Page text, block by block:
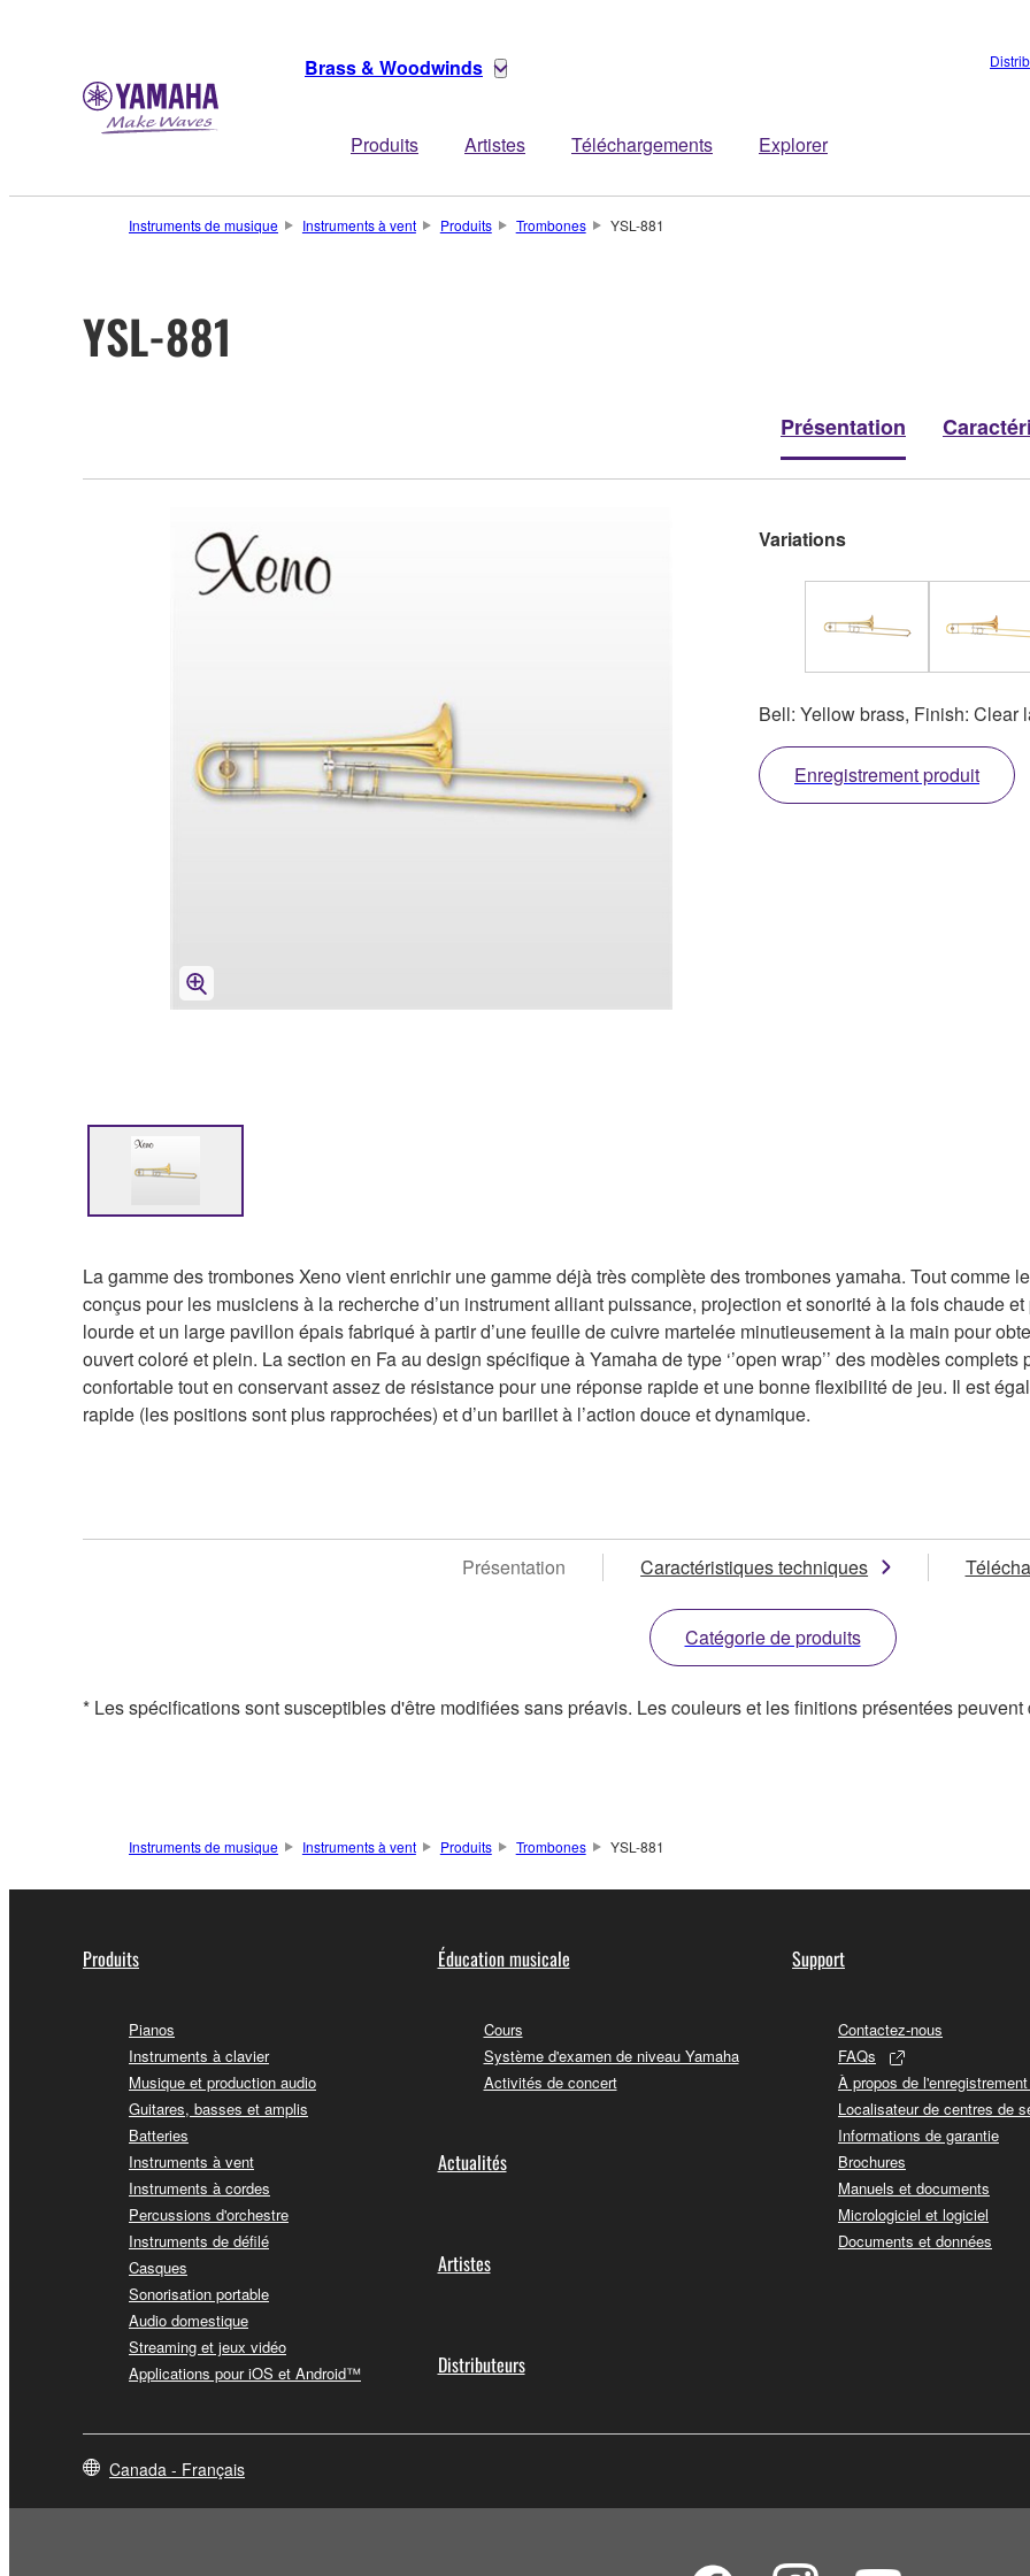
Brass & Woodwinds
Produits Artistes Téléchargements Explorer
Instruments de musique Instruments à vent Produits Trombones YSL-881
YSL-881
Présentation
Variations
Bell: Yellow brass, Finish: Clear
Enregistrement produit
La gamme des trombones Xeno vient enrichir une gamme déjà très complète des trombones yamaha. Tout comme
conçus pour les musiciens à la recherche d’un instrument alliant puissance, projection et sonorité à la fois chaude
lourde et un large pavillon épais fabriqué à partir d’une feuille de cuivre martelée minutieusement à la main pour
ouvert coloré et plein. La section en Fa au design spécifique à Yamaha de type ‘’open wrap’’ des modèles complets
confortable tout en conservant assez de résistance pour une réponse rapide et une bonne flexibilité de jeu. Il est
rapide (les positions sont plus rapprochées) et d’un barillet à l’action douce et dynamique.
Présentation Caractéristiques techniques
Catégorie de produits
* Les spécifications sont susceptibles d'être modifiées sans préavis. Les couleurs et les finitions présentées
Instruments de musique Instruments à vent Produits Trombones YSL-881
Produits
Pianos
Instruments à clavier
Musique et production audio
Guitares, basses et amplis
Batteries
Instruments à vent
Instruments à cordes
Percussions d'orchestre
Instruments de défilé
Casques
Sonorisation portable
Audio domestique
Streaming et jeux vidéo
Applications pour iOS et Android™
Éducation musicale
Cours
Système d'examen de niveau Yamaha
Activités de concert
Actualités
Artistes
Distributeurs
Support
Contactez-nous
FAQs
À propos de
Localisateur de centres de
Informations de garantie
Brochures
Manuels et documents
Micrologiciel et logiciel
Documents et données
Canada - Français